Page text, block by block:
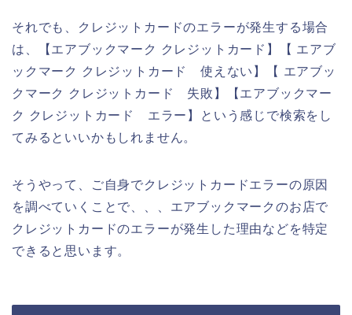
それでも、クレジットカードのエラーが発生する場合
は、【エアブックマーク クレジットカード】【 エアブ
ックマーク クレジットカード 使えない】【 エアブッ
クマーク クレジットカード 失敗】【エアブックマー
ク クレジットカード エラー】という感じで検索をし
てみるといいかもしれません。
そうやって、ご自身でクレジットカードエラーの原因
を調べていくことで、、、エアブックマークのお店で
クレジットカードのエラーが発生した理由などを特定
できると思います。